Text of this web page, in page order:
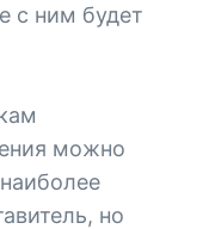
с ним будет
можно
но